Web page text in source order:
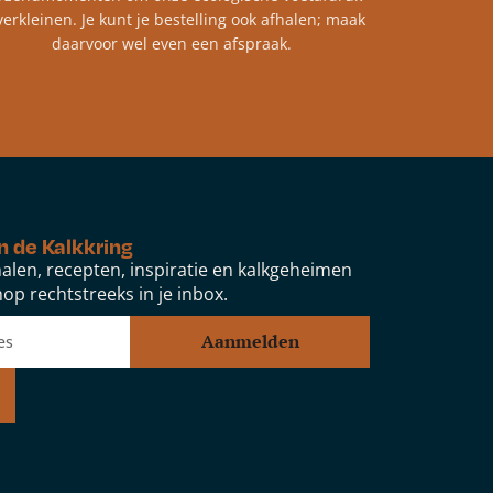
Je kunt je bestelling ook afhalen; maak
daarvoor wel even een afspraak.
de Kalkkring
recepten, inspiratie en kalkgeheimen
rechtstreeks in je inbox.
Aanmelden